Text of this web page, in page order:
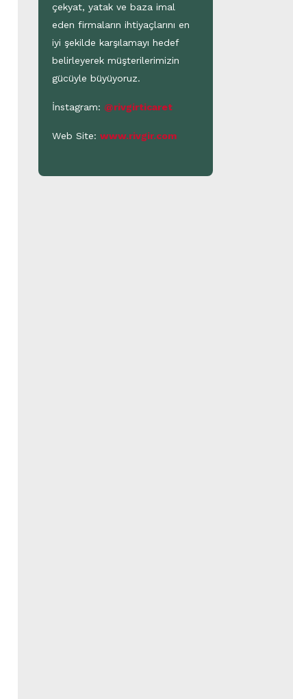
çekyat, yatak ve baza imal
eden firmaların ihtiyaçlarını en
iyi şekilde karşılamayı hedef
belirleyerek müşterilerimizin
gücüyle büyüyoruz.
İnstagram: @rivgirticaret
Web Site: www.rivgir.com